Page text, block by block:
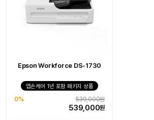
Epson Workforce DS-1730
엡손케어 1년 포함 패키지 상품
539,000원
0%
539,000원
엡손케어 1년 포함 패키지 상품
405,000원